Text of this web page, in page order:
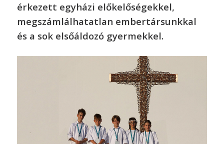
érkezett egyházi előkelőségekkel,
megszámlálhatatlan embertársunkkal
és a sok elsőáldozó gyermekkel.